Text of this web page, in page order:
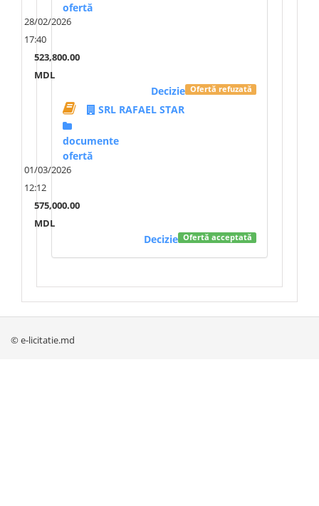
ofertă
28/02/2026
17:40
523,800.00
MDL
Ofertă refuzată
Decizie
SRL RAFAEL STAR
documente
ofertă
01/03/2026
12:12
575,000.00
MDL
Ofertă acceptată
Decizie
© e-licitatie.md